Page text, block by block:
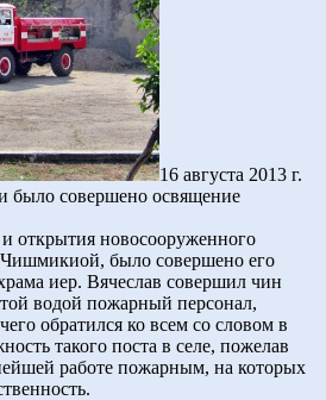
16 августа 2013 г.
было совершено освящение
открытия новосооруженного
Чишмикиой, было совершено его
иер. Вячеслав совершил чин
водой пожарный персонал,
обратился ко всем со словом в
такого поста в селе, пожелав
работе пожарным, на которых